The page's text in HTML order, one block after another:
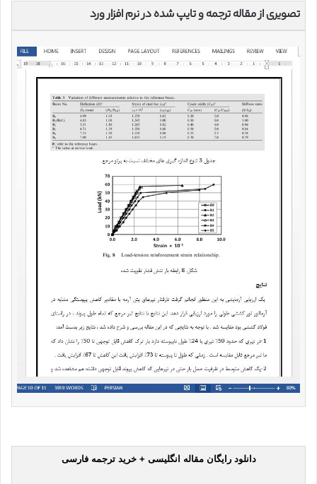
تصویری از مقاله ترجمه و تایپ شده در نرم افزار ورد
دانلود رایگان مقاله انگلیسی + خرید ترجمه فارسی